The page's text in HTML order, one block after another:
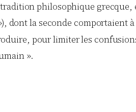
philosophique grecque,
dont la seconde
pour limiter les
».